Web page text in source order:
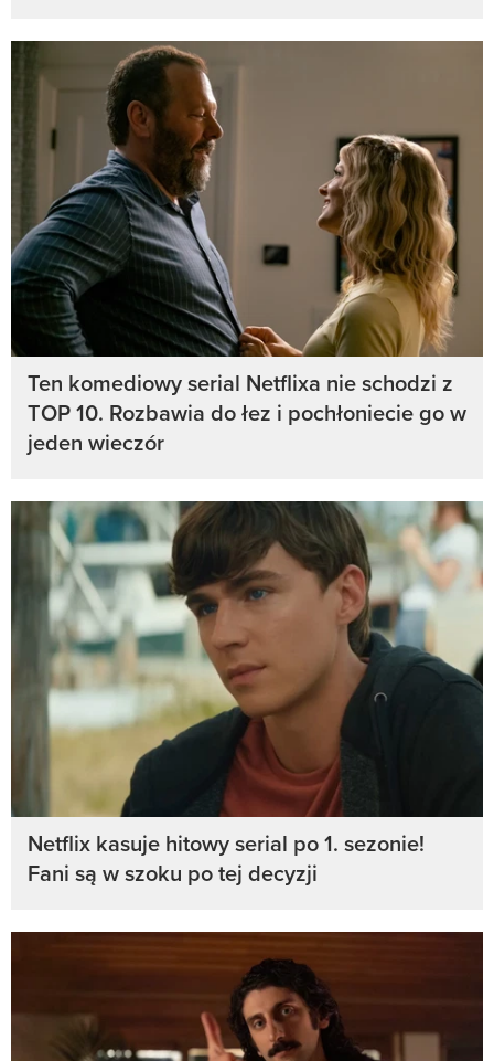
Ten komediowy serial Netflixa nie schodzi z
TOP 10. Rozbawia do łez i pochłoniecie go w
jeden wieczór
Netflix kasuje hitowy serial po 1. sezonie!
Fani są w szoku po tej decyzji